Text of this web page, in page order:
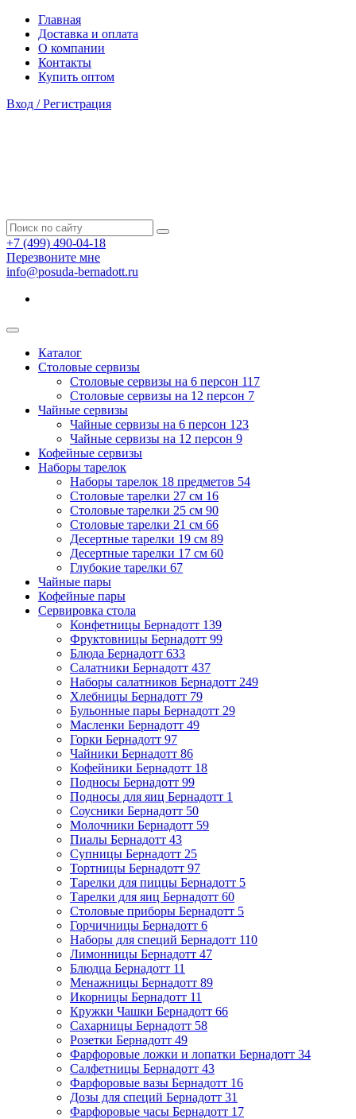
Главная
Доставка и оплата
О компании
Контакты
Купить оптом
Вход / Регистрация
+7 (499) 490-04-18
Перезвоните мне
info@posuda-bernadott.ru
Каталог
Столовые сервизы
Столовые сервизы на 6 персон 117
Столовые сервизы на 12 персон 7
Чайные сервизы
Чайные сервизы на 6 персон 123
Чайные сервизы на 12 персон 9
Кофейные сервизы
Наборы тарелок
Наборы тарелок 18 предметов 54
Столовые тарелки 27 см 16
Столовые тарелки 25 см 90
Столовые тарелки 21 см 66
Десертные тарелки 19 см 89
Десертные тарелки 17 см 60
Глубокие тарелки 67
Чайные пары
Кофейные пары
Сервировка стола
Конфетницы Бернадотт 139
Фруктовницы Бернадотт 99
Блюда Бернадотт 633
Салатники Бернадотт 437
Наборы салатников Бернадотт 249
Хлебницы Бернадотт 79
Бульонные пары Бернадотт 29
Масленки Бернадотт 49
Горки Бернадотт 97
Чайники Бернадотт 86
Кофейники Бернадотт 18
Подносы Бернадотт 99
Подносы для яиц Бернадотт 1
Соусники Бернадотт 50
Молочники Бернадотт 59
Пиалы Бернадотт 43
Супницы Бернадотт 25
Тортницы Бернадотт 97
Тарелки для пиццы Бернадотт 5
Тарелки для яиц Бернадотт 60
Столовые приборы Бернадотт 5
Горчичницы Бернадотт 6
Наборы для специй Бернадотт 110
Лимонницы Бернадотт 47
Блюдца Бернадотт 11
Менажницы Бернадотт 89
Икорницы Бернадотт 11
Кружки Чашки Бернадотт 66
Сахарницы Бернадотт 58
Розетки Бернадотт 49
Фарфоровые ложки и лопатки Бернадотт 34
Салфетницы Бернадотт 43
Фарфоровые вазы Бернадотт 16
Дозы для специй Бернадотт 31
Фарфоровые часы Бернадотт 17